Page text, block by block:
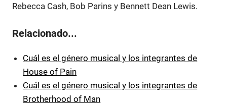
Rebecca Cash, Bob Parins y Bennett Dean Lewis.
Relacionado...
Cuál es el género musical y los integrantes de
House of Pain
Cuál es el género musical y los integrantes de
Brotherhood of Man